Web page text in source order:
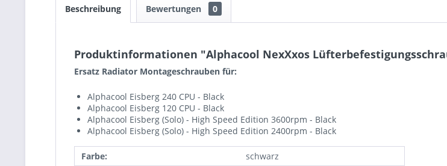
Beschreibung Bewertungen 0
Produktinformationen "Alphacool NexXxos
Ersatz Radiator Montageschrauben für:
Alphacool Eisberg 240 CPU - Black
Alphacool Eisberg 120 CPU - Black
Alphacool Eisberg (Solo) - High Speed Edition 3600rpm - Black
Alphacool Eisberg (Solo) - High Speed Edition 2400rpm - Black
Farbe: schwarz